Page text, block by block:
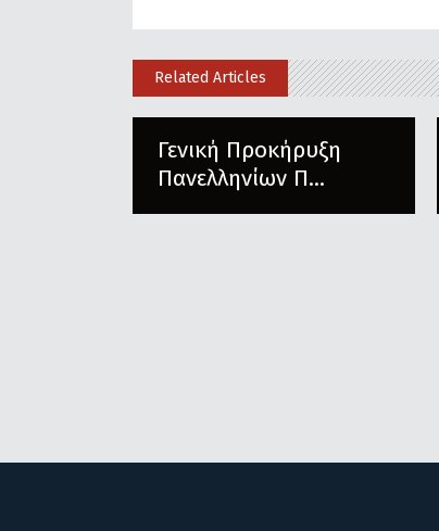
Related Articles
Γενική Προκήρυξη
Πανελληνίων Π...